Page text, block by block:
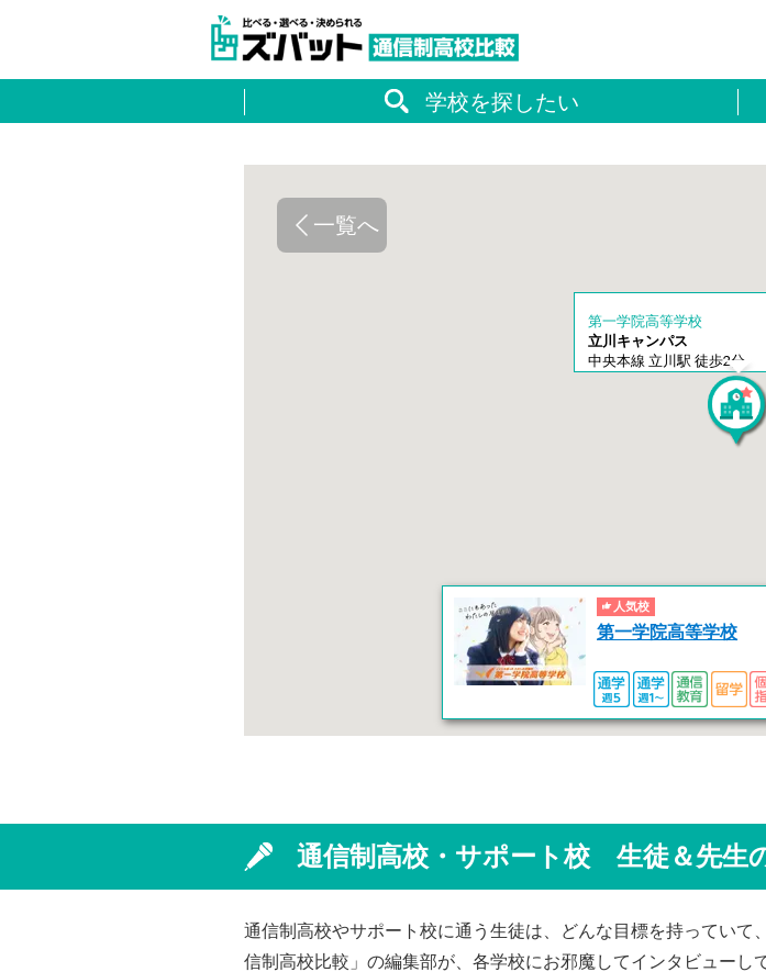
学校を探したい
一覧へ
第一学院高等学校
立川キャンパス
中央本線 立川駅 徒歩2分
人気校
第一学院高等学校
通信制高校・サポート校 生徒＆先生
通信制高校やサポート校に通う生徒は、どんな目標を持ってい
信制高校比較」の編集部が、各学校にお邪魔してインタビューし